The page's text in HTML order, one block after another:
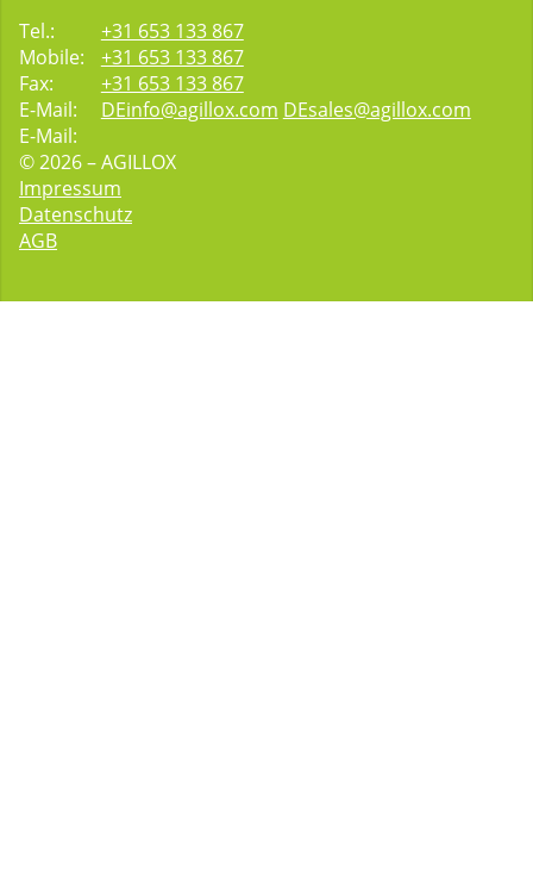
Tel.:
+31 653 133 867
Mobile:
+31 653 133 867
Fax:
+31 653 133 867
E-Mail:
DEinfo@agillox.com
E-Mail:
DEsales@agillox.com
© 2026 – AGILLOX
Impressum
Datenschutz
AGB